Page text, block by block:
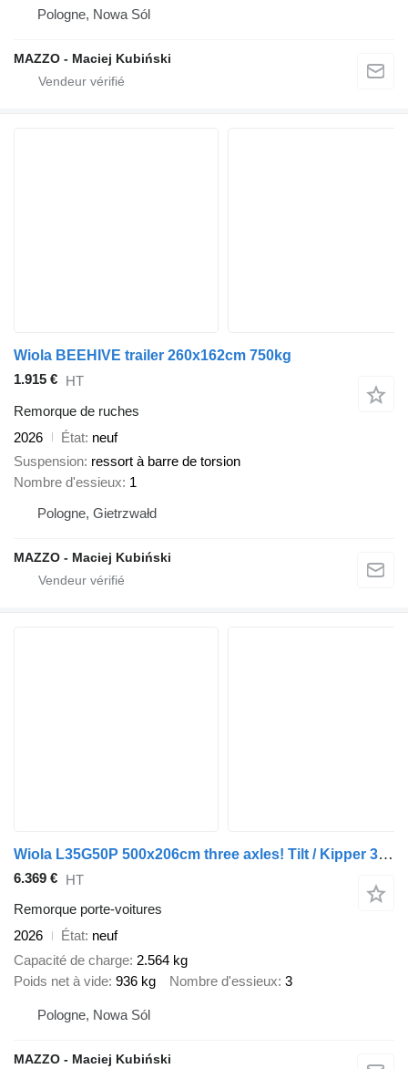
Pologne, Nowa Sól
MAZZO - Maciej Kubiński
Wiola BEEHIVE trailer 260x162cm 750kg
1.915 € HT
Remorque de ruches
2026
État neuf
Suspension ressort à barre de torsion
Nombre d'essieux 1
Pologne, Gietrzwałd
MAZZO - Maciej Kubiński
Wiola L35G50P 500x206cm three axles! Tilt / Kipper 3500kg
6.369 € HT
Remorque porte-voitures
2026
État neuf
Capacité de charge 2.564 kg
Poids net à vide 936 kg Nombre d'essieux 3
Pologne, Nowa Sól
MAZZO - Maciej Kubiński